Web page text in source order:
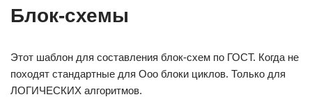
Блок-схемы
Этот шаблон для составления блок-схем по ГОСТ. Когда не
походят стандартные для Ооо блоки циклов. Только для
ЛОГИЧЕСКИХ алгоритмов.